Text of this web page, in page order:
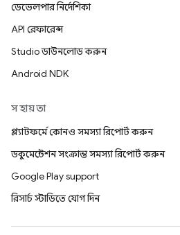
ডেভেলপার নির্দেশিকা
API রেফারেন্স
Studio ডাউনলোড করুন
Android NDK
সহায়তা
প্ল্যাটফর্মে কোনও সমস্যা রিপোর্ট করুন
ডকুমেন্টেশন সংক্রান্ত সমস্যা রিপোর্ট করুন
Google Play support
রিসার্চ স্টাডিতে যোগ দিন